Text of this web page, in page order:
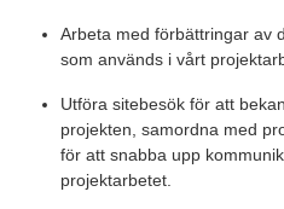
Arbeta med förbättringar av
som används i vårt
Utföra sitebesök för att
projekten, samordna med
för att snabba upp
projektarbetet.